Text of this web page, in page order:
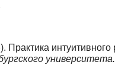
интуитивного